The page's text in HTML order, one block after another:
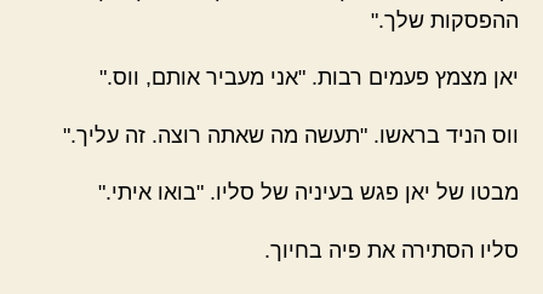
ההפסקות שלך."
יאן מצמץ פעמים רבות. "אני מעביר אותם, ווס."
ווס הניד בראשו. "תעשה מה שאתה רוצה. זה עליך."
מבטו של יאן פגש בעיניה של סליו. "בואו איתי."
סליו הסתירה את פיה בחיוך.